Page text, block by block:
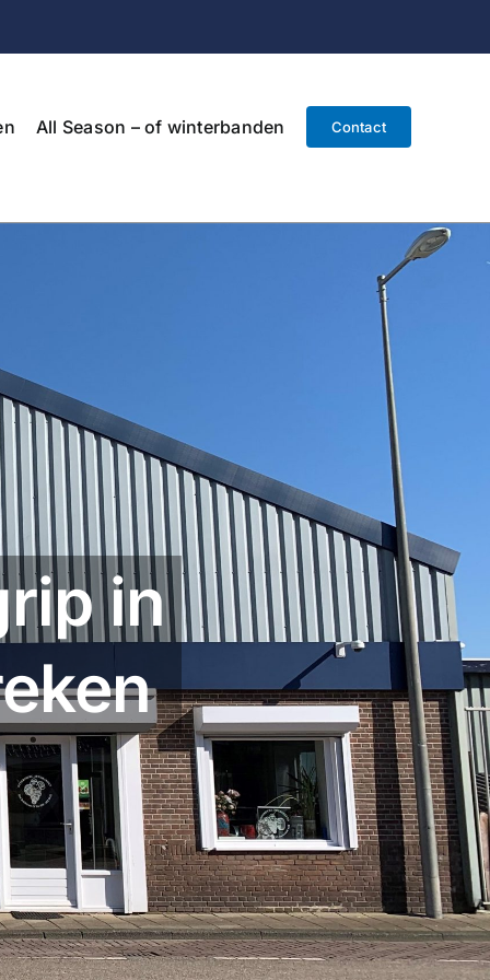
All Season – of winterbanden Contact
in